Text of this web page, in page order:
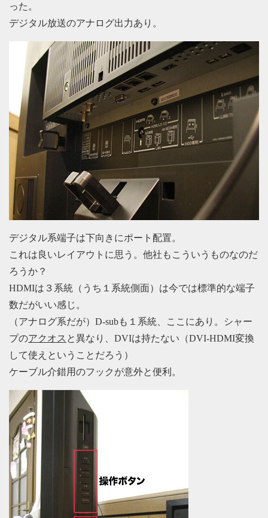
った。
デジタル放送のアナログ出力あり。
デジタル系端子は下向きにポート配置。
これは良いレイアウトに思う。他社もこういうものなのだ
ろうか？
HDMIは３系統（うち１系統側面）は今では標準的な端子
数だがいい感じ。
（アナログ系だが）D-subも１系統、ここにあり。シャー
プのアクオス と異なり、DVIは持たない（DVI-HDMI変換
して使えということだろう）
ケーブル介錯用のフックが意外と便利。